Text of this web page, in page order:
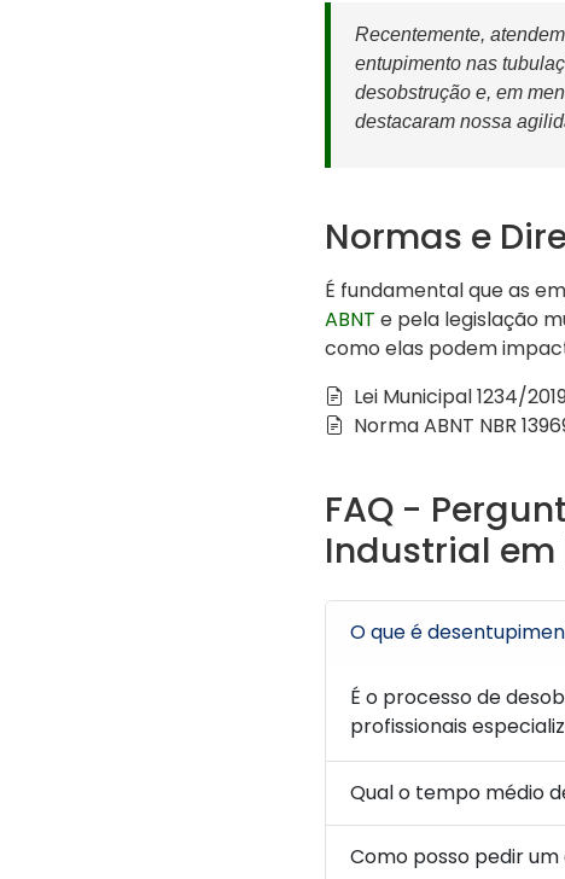
Recentemente,
entupimento nas
desobstrução e, em
destacaram nossa
Normas e
É fundamental que as
ABNT e pela legislação
como elas podem
Lei Municipal 1234/
Norma ABNT NBR
FAQ -
Industrial em
O que é
É o processo de
profissionais
Qual o tempo médio
Como posso pedir